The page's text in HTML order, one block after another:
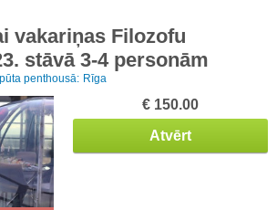
vakariņas Filozofu
stāvā 3-4 personām
penthousā: Rīga
€ 150.00
Atvērt